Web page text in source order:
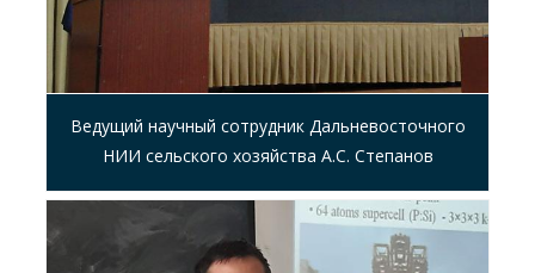
Ведущий научный сотрудник Дальневосточного
НИИ сельского хозяйства А.С. Степанов